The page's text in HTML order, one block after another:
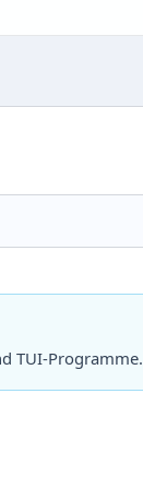
TUI-Programme.